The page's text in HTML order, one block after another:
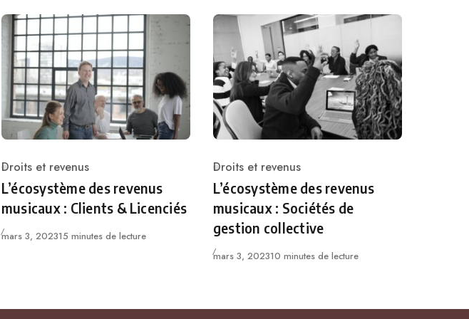
Catégorie
Droits et revenus
L’écosystème des revenus
musicaux : Clients & Licenciés
Published
mars 3, 202315 minutes de lecture
Catégorie
Droits et revenus
L’écosystème des revenus
musicaux : Sociétés de
gestion collective
Published
mars 3, 202310 minutes de lecture